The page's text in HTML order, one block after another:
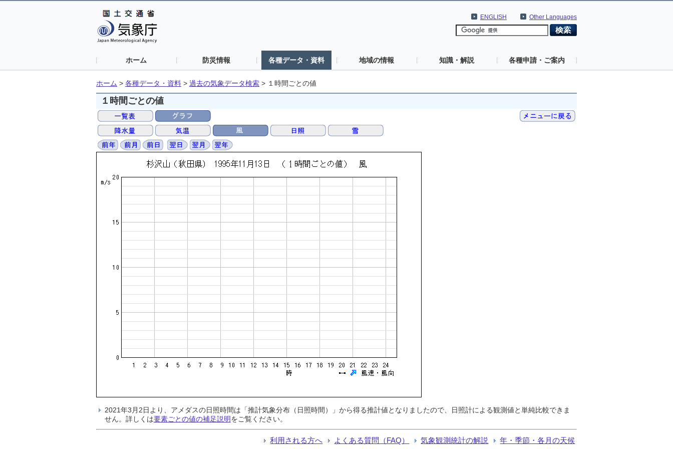
Other Languages
ENGLISH
ホーム 防災情報 各種データ・資料 地域の情報 知識・解説 各種申請・ご案内
ホーム > 各種データ・資料 > 過去の気象データ検索 > １時間ごとの値
１時間ごとの値
2021年3月2日より、アメダスの日照時間は「推計気象分布（日照時間）」から得る推計値となりましたので、日照計による観測値と単純比較できま
せん。詳しくは要素ごとの値の補足説明をご覧ください。
利用される方へ よくある質問（FAQ） 気象観測統計の解説 年・季節・各月の天候